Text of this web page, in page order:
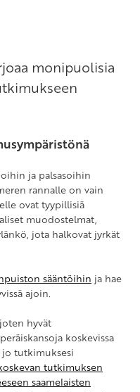
monipuolisia
ja palsasoihin
rannalle on vain
ovat tyypillisiä
muodostelmat,
jota halkovat jyrkät
sääntöihin ja hae
ajoin.
hyvät
koskevissa
tutkimuksesi
tutkimuksen
saamelaisten